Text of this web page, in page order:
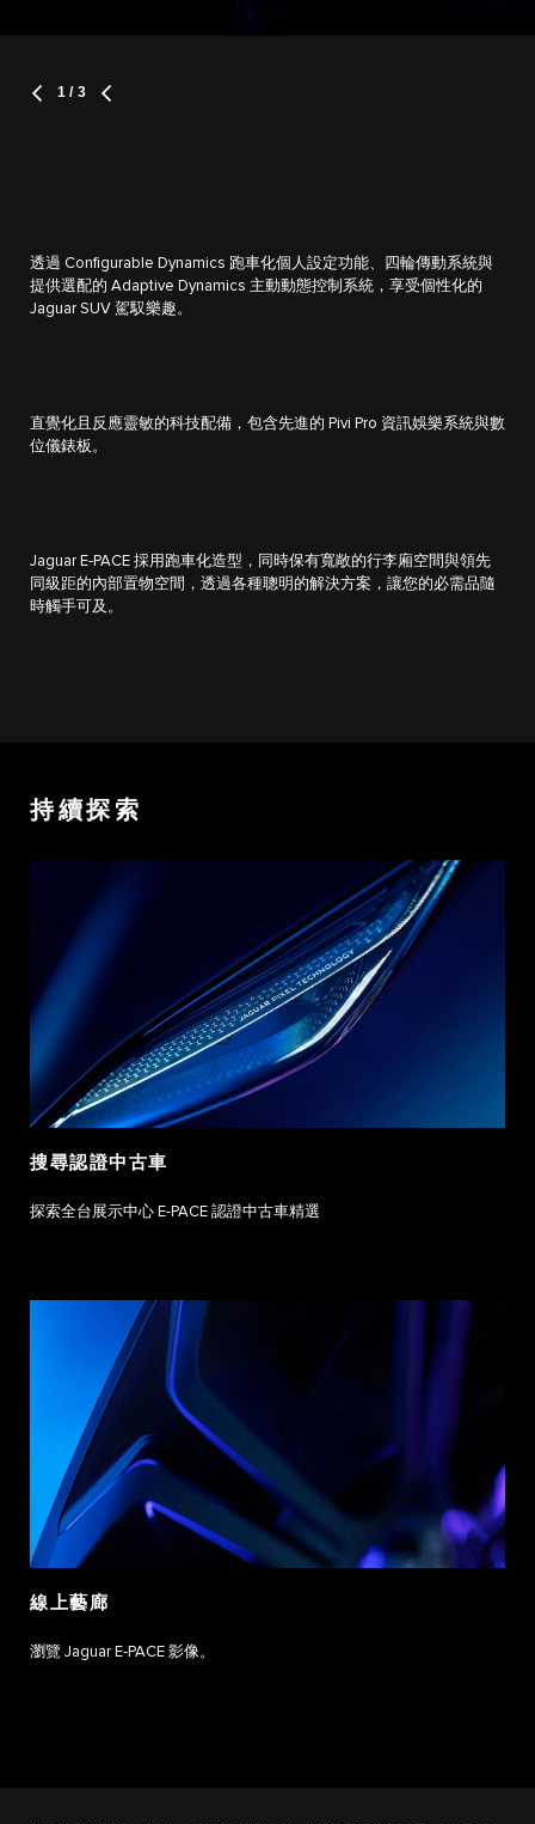
1 / 3
透過 Configurable Dynamics 跑車化個人設定功能、四輪傳動系統與
提供選配的 Adaptive Dynamics 主動動態控制系統，享受個性化的
Jaguar SUV 駕馭樂趣。
直覺化且反應靈敏的科技配備，包含先進的 Pivi Pro 資訊娛樂系統與數
位儀錶板。
Jaguar E‑PACE 採用跑車化造型，同時保有寬敞的行李廂空間與領先
同級距的內部置物空間，透過各種聰明的解決方案，讓您的必需品隨
時觸手可及。
持續探索
搜尋認證中古車
探索全台展示中心 E-PACE 認證中古車精選
線上藝廊
瀏覽 Jaguar E‑PACE 影像。